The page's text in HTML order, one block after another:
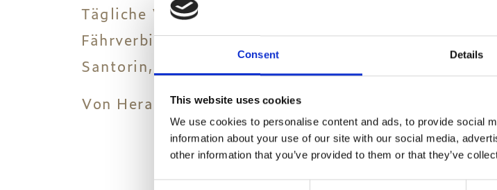
Consent Details
This website uses cookies
We use cookies to personalise content and ads, to provide social
information about your use of our site with our social media,
other information that you’ve provided to them or that they’ve
Tägliche Verbindungen zum Hafen von Piräus gibt
Fährverbindungen zu vielen griechischen Inseln der
Santorin, Rhodos, Paros, Milos, Karpathos und Kasos.
Von Heraklion aus erreichen Sie das Hotel in 15